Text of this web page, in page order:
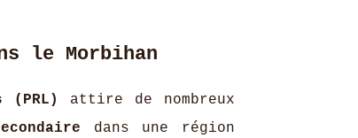
le Morbihan
attire de nombreux
dans une région